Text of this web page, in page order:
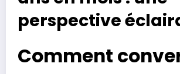
perspective
Comment